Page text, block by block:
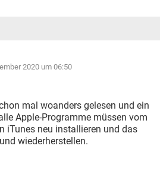
2020 um 06:50
mal woanders gelesen und ein
Apple-Programme müssen vom
iTunes neu installieren und das
wiederherstellen.